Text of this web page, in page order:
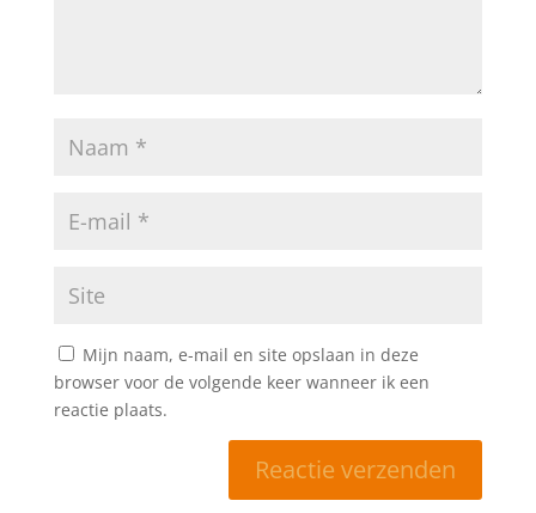
Mijn naam, e-mail en site opslaan in deze
browser voor de volgende keer wanneer ik een
reactie plaats.